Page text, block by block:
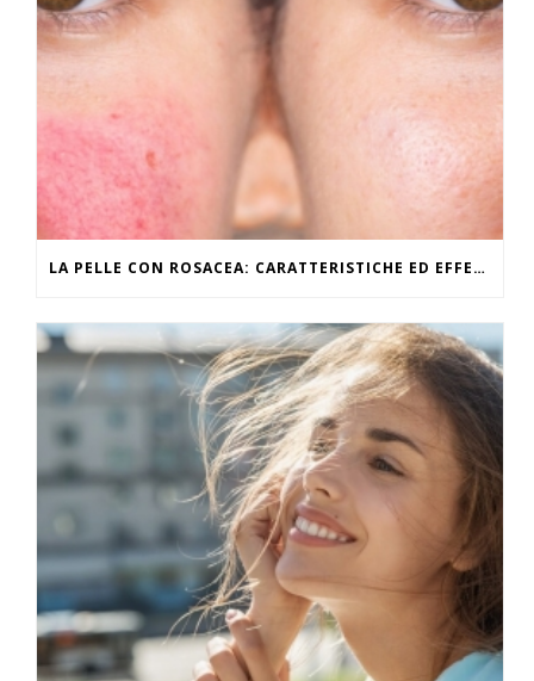
LA PELLE CON ROSACEA: CARATTERISTICHE ED EFFETTI DEL CALDO